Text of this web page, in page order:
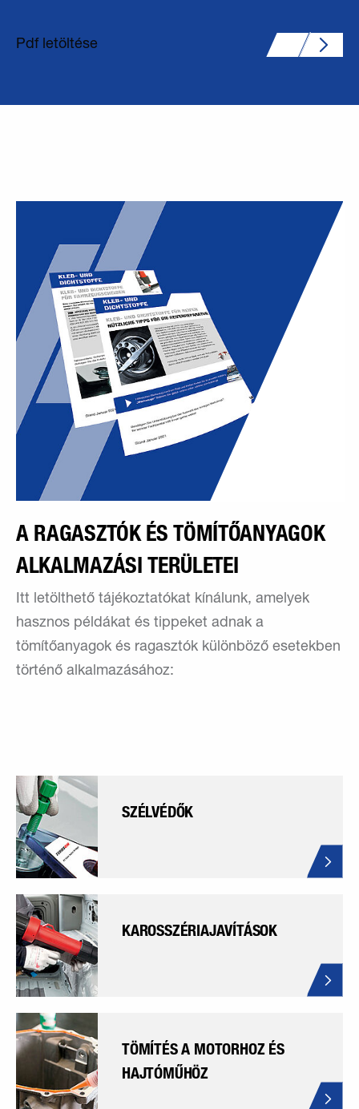
Pdf letöltése
A RAGASZTÓK ÉS TÖMÍTŐANYAGOK
ALKALMAZÁSI TERÜLETEI
Itt letölthető tájékoztatókat kínálunk, amelyek
hasznos példákat és tippeket adnak a
tömítőanyagok és ragasztók különböző esetekben
történő alkalmazásához:
SZÉLVÉDŐK
KAROSSZÉRIAJAVÍTÁSOK
TÖMÍTÉS A MOTORHOZ ÉS
HAJTÓMŰHÖZ